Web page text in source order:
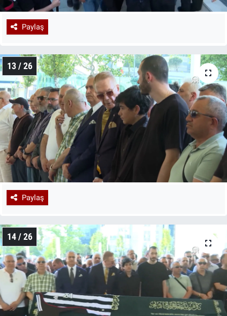
Paylaş
13 / 26
Paylaş
14 / 26